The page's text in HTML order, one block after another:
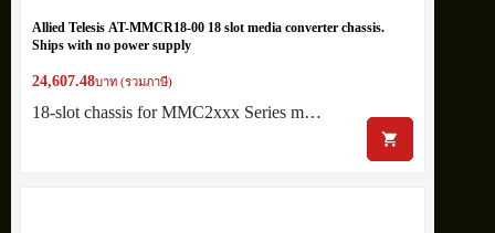
Allied Telesis AT-MMCR18-00 18 slot media converter chassis.
Ships with no power supply
24,607.48บาท (รวมภาษี)
18-slot chassis for MMC2xxx Series m…